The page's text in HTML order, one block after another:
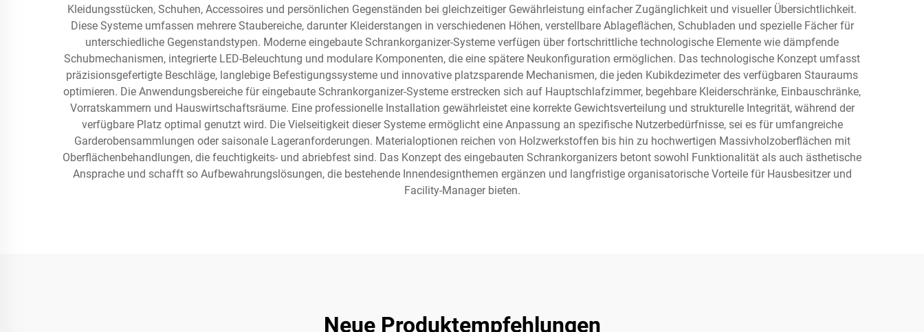
Kleidungsstücken, Schuhen, Accessoires und persönlichen Gegenständen bei gleichzeitiger Gewährleistung einfacher Zugänglichkeit und visueller Übersichtlichkeit.
Diese Systeme umfassen mehrere Staubereiche, darunter Kleiderstangen in verschiedenen Höhen, verstellbare Ablageflächen, Schubladen und spezielle Fächer für
unterschiedliche Gegenstandstypen. Moderne eingebaute Schrankorganizer-Systeme verfügen über fortschrittliche technologische Elemente wie dämpfende
Schubmechanismen, integrierte LED-Beleuchtung und modulare Komponenten, die eine spätere Neukonfiguration ermöglichen. Das technologische Konzept umfasst
präzisionsgefertigte Beschläge, langlebige Befestigungssysteme und innovative platzsparende Mechanismen, die jeden Kubikdezimeter des verfügbaren Stauraums
optimieren. Die Anwendungsbereiche für eingebaute Schrankorganizer-Systeme erstrecken sich auf Hauptschlafzimmer, begehbare Kleiderschränke, Einbauschränke,
Vorratskammern und Hauswirtschaftsräume. Eine professionelle Installation gewährleistet eine korrekte Gewichtsverteilung und strukturelle Integrität, während der
verfügbare Platz optimal genutzt wird. Die Vielseitigkeit dieser Systeme ermöglicht eine Anpassung an spezifische Nutzerbedürfnisse, sei es für umfangreiche
Garderobensammlungen oder saisonale Lageranforderungen. Materialoptionen reichen von Holzwerkstoffen bis hin zu hochwertigen Massivholzoberflächen mit
Oberflächenbehandlungen, die feuchtigkeits- und abriebfest sind. Das Konzept des eingebauten Schrankorganizers betont sowohl Funktionalität als auch ästhetische
Ansprache und schafft so Aufbewahrungslösungen, die bestehende Innendesignthemen ergänzen und langfristige organisatorische Vorteile für Hausbesitzer und
Facility-Manager bieten.
Neue Produktempfehlungen